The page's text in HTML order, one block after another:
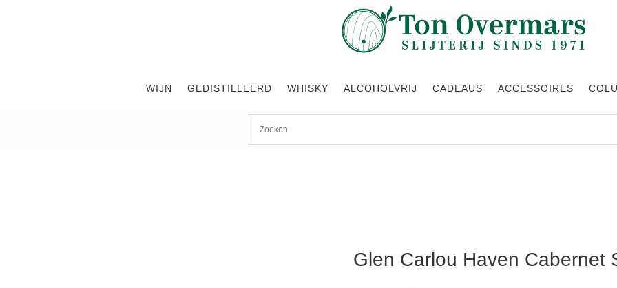
WIJN GEDISTILLEERD WHISKY ALCOHOLVRIJ CADEAUS ACCESSOIRES
Glen Carlou Haven Cabernet